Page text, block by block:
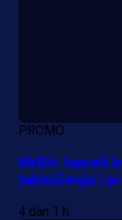
PROMO
MrBit: Isprati
takmičenja i
4 dan 1 h